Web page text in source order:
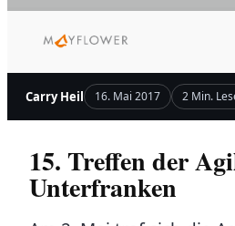
Inhalt
Carry Heil 16. Mai 2017 2 Min.
15. Treffen der
Unterfranken